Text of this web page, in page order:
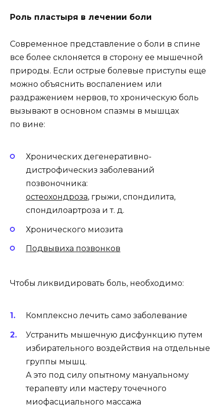
Роль пластыря в лечении боли
Современное представление о боли в спине
все более склоняется в сторону ее мышечной
природы. Если острые болевые приступы еще
можно объяснить воспалением или
раздражением нервов, то хроническую боль
вызывают в основном спазмы в мышцах
по вине:
Хронических дегенеративно-
дистрофическиз заболеваний
позвоночника:
остеохондроза, грыжи, спондилита,
спондилоартроза и т. д.
Хронического миозита
Подвывиха позвонков
Чтобы ликвидировать боль, необходимо:
Комплексно лечить само заболевание
Устранить мышечную дисфункцию путем
избирательного воздействия на отдельные
группы мышц.
А это под силу опытному мануальному
терапевту или мастеру точечного
миофасциального массажа